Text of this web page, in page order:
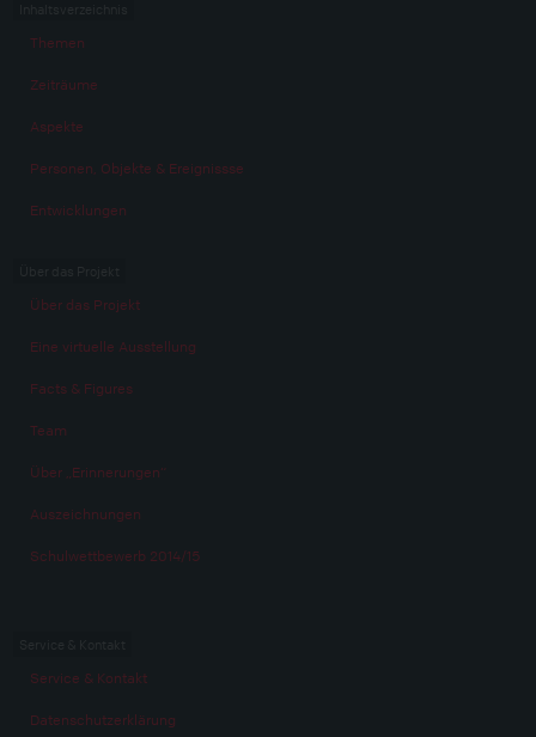
Themen
Zeiträume
Aspekte
Personen, Objekte & Ereignissse
Entwicklungen
Über das Projekt
Eine virtuelle Ausstellung
Facts & Figures
Team
Über „Erinnerungen“
Auszeichnungen
Schulwettbewerb 2014/15
Service & Kontakt
Datenschutzerklärung